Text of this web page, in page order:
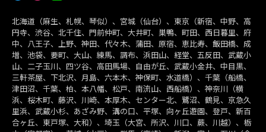
北海道（麻生、札幌、琴似）、宮城（仙台）、東京（新宿、中野、高
円寺、渋谷、北千住、門前仲町、大井町、巣鴨、町田、西日暮里、府
中、八王子、上野、神田、代々木、蒲田、原宿、恵比寿、飯田橋、成
増、池袋、要町、大山、練馬、調布、浜田山、経堂、五反田、武蔵小
山、二子玉川、四ツ谷、高田馬場、自由が丘、武蔵小金井、中目黒、
三軒茶屋、下北沢、月島、六本木、神保町、水道橋）、千葉（船橋、
津田沼、千葉、柏、本八幡、松戸、南流山、西船橋）、神奈川（横
浜、桜木町、藤沢、川崎、本厚木、センター北、鷺沼、鶴見、京急久
里浜、武蔵小杉、あざみ野、溝の口、平塚、向ヶ丘遊園、登戸、新百
合ヶ丘、東戸塚、大和）、埼玉（大宮、所沢、川口、蕨、川越）、栃